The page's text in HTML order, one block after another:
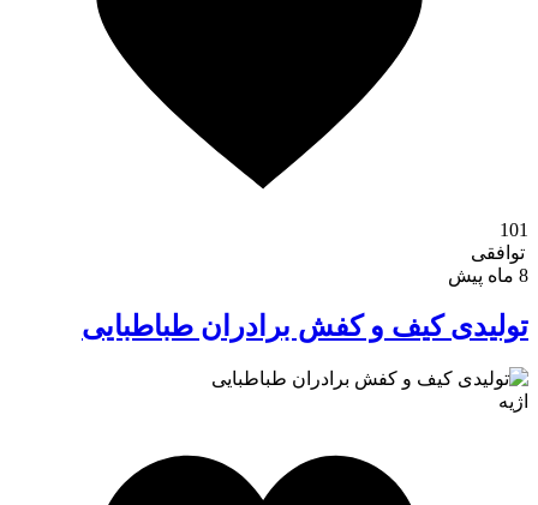
101
توافقی
تولیدی کیف و کفش برادران طباطبایی
اژیه